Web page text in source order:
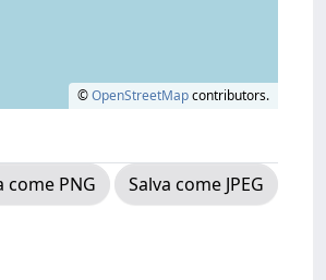
©OpenStreetMapcontributors.
come PNG
Salva come JPEG